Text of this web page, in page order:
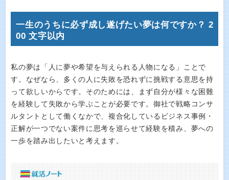
一生のうちに必ず成し遂げたい夢は何ですか？ 2
00 文字以内
私の夢は「人に夢や希望を与えられる人物になる」ことで
す。なぜなら、多くの人に失敗を恐れずに挑戦する意思を持
って欲しいからです。そのためには、まず自分が様々な困難
を経験して失敗から学ぶことが必要です。御社で戦略コンサ
ルタントとして働くなかで、複合化しているビジネス事例・
正解が一つでない案件に思考を巡らせて経験を積み、夢への
一歩を踏み出したいと考えます。